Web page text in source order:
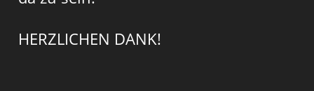
HERZLICHEN DANK!